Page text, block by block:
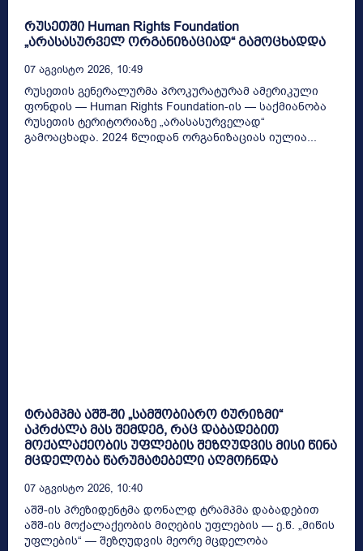
რუსეთში Human Rights Foundation
„არასასურველ ორგანიზაციად“ გამოცხადდა
07 Აგვისტო 2026, 10:49
რუსეთის გენერალურმა პროკურატურამ ამერიკული
ფონდის — Human Rights Foundation-ის — საქმიანობა
რუსეთის ტერიტორიაზე „არასასურველად“
გამოაცხადა. 2024 წლიდან ორგანიზაციას იულია...
ტრამპმა აშშ-ში „სამშობიარო ტურიზმი“
აკრძალა მას შემდეგ, რაც დაბადებით
მოქალაქეობის უფლების შეზღუდვის მისი წინა
მცდელობა წარუმატებელი აღმოჩნდა
07 Აგვისტო 2026, 10:40
აშშ-ის პრეზიდენტმა დონალდ ტრამპმა დაბადებით
აშშ-ის მოქალაქეობის მიღების უფლების — ე.წ. „მიწის
უფლების“ — შეზღუდვის მეორე მცდელობა